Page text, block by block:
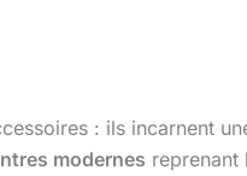
: ils incarnent
modernes reprenant